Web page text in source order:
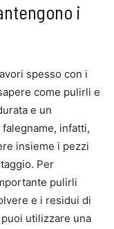
i
spesso con i
come pulirli e
e un
infatti,
insieme i pezzi
Per
pulirli
e i residui di
utilizzare una